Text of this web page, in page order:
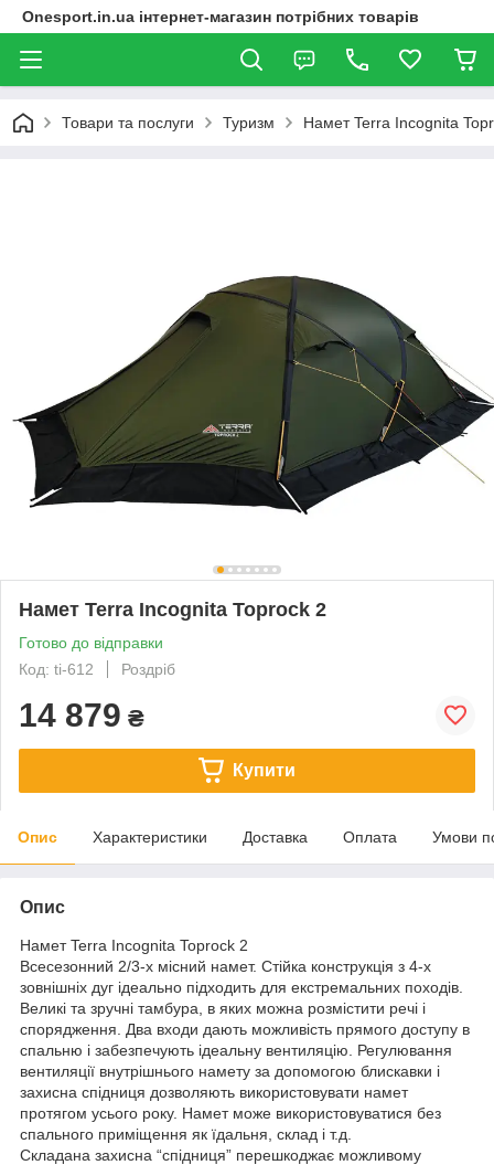
Onesport.in.ua інтернет-магазин потрібних товарів
Товари та послуги Туризм Намет Terra Incognita
Намет Terra Incognita Toprock 2
Готово до відправки
Код: ti-612
Роздріб
14 879 ₴
Купити
Опис Характеристики Доставка Оплата Умови
Опис
Намет Terra Incognita Toprock 2
Всесезонний 2/3-х місний намет. Стійка конструкція з 4-х
зовнішніх дуг ідеально підходить для екстремальних походів.
Великі та зручні тамбура, в яких можна розмістити речі і
спорядження. Два входи дають можливість прямого доступу в
спальню і забезпечують ідеальну вентиляцію. Регулювання
вентиляції внутрішнього намету за допомогою блискавки і
захисна спідниця дозволяють використовувати намет
протягом усього року. Намет може використовуватися без
спального приміщення як їдальня, склад і т.д.
Складана захисна “спідниця” перешкоджає можливому